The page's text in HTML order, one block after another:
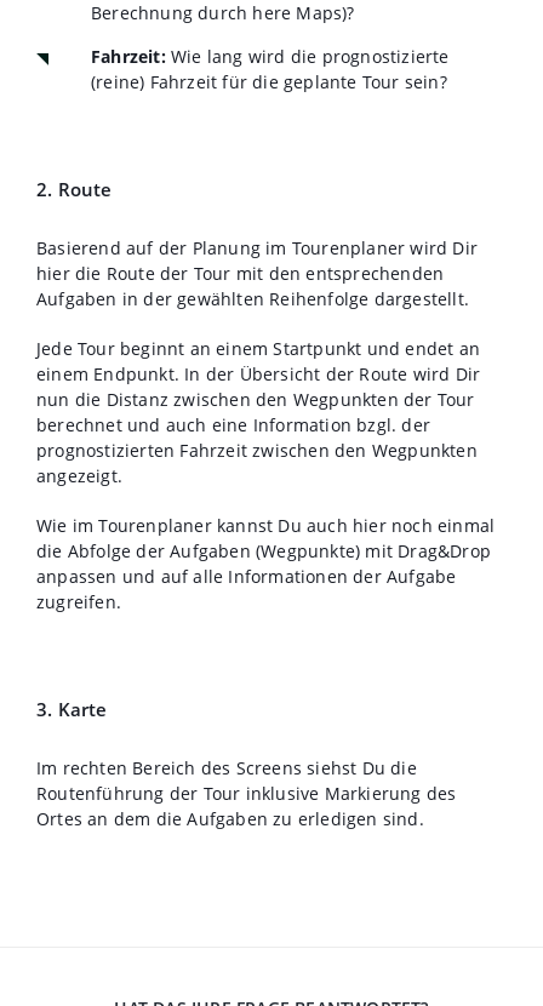
Berechnung durch here Maps)?
Fahrzeit:Wie lang wird die prognostizierte
(reine) Fahrzeit für die geplante Tour sein?
2. Route
Basierend auf der Planung im Tourenplaner wird Dir
hier die Route der Tour mit den entsprechenden
Aufgaben in der gewählten Reihenfolge dargestellt.
Jede Tour beginnt an einem Startpunkt und endet an
einem Endpunkt. In der Übersicht der Route wird Dir
nun die Distanz zwischen den Wegpunkten der Tour
berechnet und auch eine Information bzgl. der
prognostizierten Fahrzeit zwischen den Wegpunkten
angezeigt.
Wie im Tourenplaner kannst Du auch hier noch einmal
die Abfolge der Aufgaben (Wegpunkte) mit Drag&Drop
anpassen und auf alle Informationen der Aufgabe
zugreifen.
3. Karte
Im rechten Bereich des Screens siehst Du die
Routenführung der Tour inklusive Markierung des
Ortes an dem die Aufgaben zu erledigen sind.